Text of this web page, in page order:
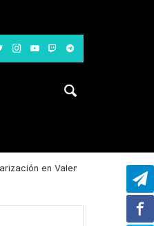
en Valencia: La